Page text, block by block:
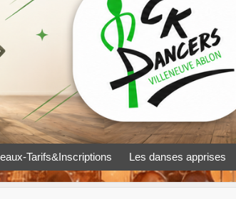
Tarifs&Inscriptions Les danses apprises